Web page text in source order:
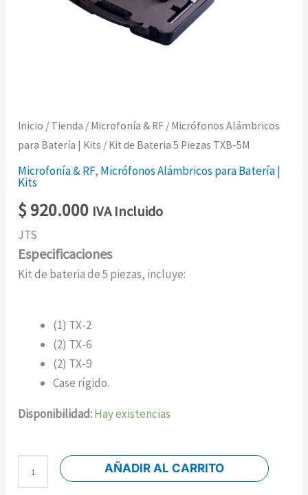
Inicio / Tienda / Microfonía & RF / Micrófonos Alámbricos
para Batería | Kits / Kit de Bateria 5 Piezas TXB-5M
Microfonía & RF, Micrófonos Alámbricos para Batería |
Kits
$920.000 IVA Incluido
JTS
Especificaciones
Kit de bateria de 5 piezas, incluye:
(1) TX-2
(2) TX-6
(2) TX-9
Case rígido.
Disponibilidad:Hay existencias
AÑADIR AL CARRITO